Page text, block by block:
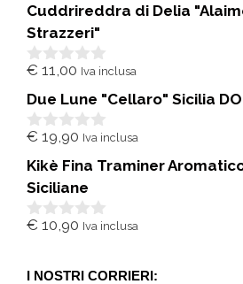
u
5
Cuddrireddra di Delia
Strazzeri"
0
u
5
€ 11,00 Iva inclusa
Due Lune "Cellaro" Sicilia
0
u
5
€ 19,90 Iva inclusa
Kikè Fina Traminer
Siciliane
0
5
€ 10,90 Iva inclusa
I NOSTRI CORRIERI: